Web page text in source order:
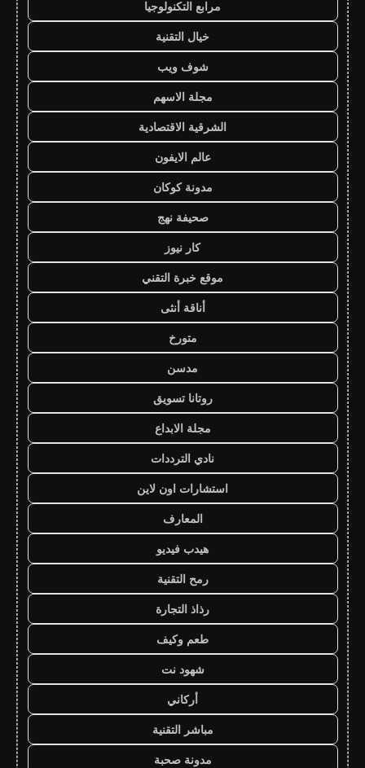
مرابع التكنولوجيا
خيال التقنية
شوف ويب
مجلة الاسهم
الشرقية الاقتصادية
عالم الايفون
مدونة كوكان
صحيفة نهج
كار نيوز
موقع خبرة التقني
أناقة أنثى
متورخ
مدسن
روتانا تسويق
مجلة الابداع
نادي الترددات
استشارات اون لاين
المعارف
هيدب فيديو
رمح التقنية
رذاذ التجارة
طعم وكيف
شهود نت
أركاني
مباشر التقنية
مدونة صحبة